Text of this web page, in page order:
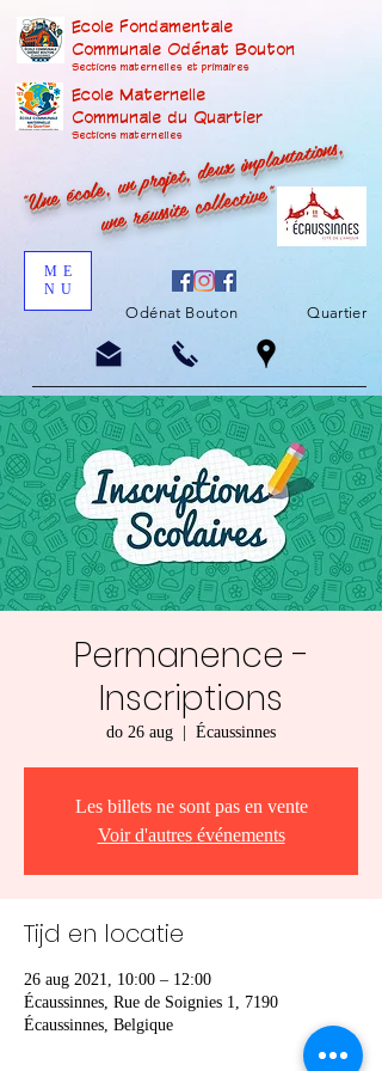
Ecole Fondamentale
Communale Odénat Bouton
Sections maternelles et primaires
Ecole Maternelle
Communale du Quartier
Sections maternelles
"Une école, un projet, deux implantations,
une réussite collective"
ME
NU
Odénat Bouton Quartier
Permanence -
Inscriptions
do 26 aug Écaussinnes
Les billets ne sont pas en vente
Voir d'autres événements
Tijd en locatie
26 aug 2021, 10:00 – 12:00
Écaussinnes, Rue de Soignies 1, 7190
Écaussinnes, Belgique